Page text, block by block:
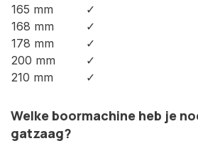
165 mm
✓
168 mm
✓
178 mm
✓
200 mm
✓
210 mm
✓
Welke boormachine heb je
gatzaag?